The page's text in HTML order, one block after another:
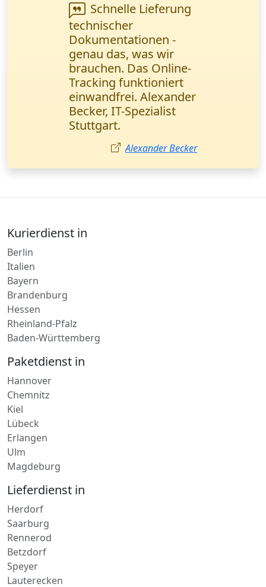
Ich brauchte eine
dringende Lieferung
von Briefen an einen
Kunden. Wanderfalke
Kurier hat es in 90
Minuten geschafft! Der
schnellste Service, den
ich kenne.
Berlin
Italien
Bayern
Brandenburg
Hessen
Rheinland-Pfalz
Baden-Württemberg
Paketdienst in
Hannover
Chemnitz
Kiel
Lübeck
Erlangen
Ulm
Magdeburg
Lieferdienst in
Herdorf
Saarburg
Rennerod
Betzdorf
Speyer
Lauterecken
Grünstadt